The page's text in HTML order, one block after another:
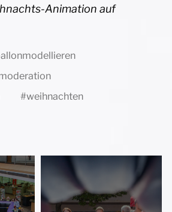
Animation auf
#weihnachten